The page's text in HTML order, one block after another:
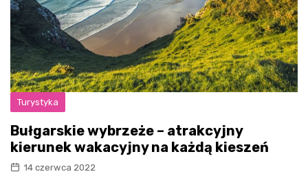
Turystyka
Bułgarskie wybrzeże – atrakcyjny
kierunek wakacyjny na każdą kieszeń
14 czerwca 2022